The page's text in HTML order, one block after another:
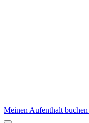
Meinen Aufenthalt buchen